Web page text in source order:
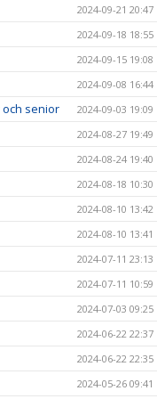
2024-09-21 20:47
2024-09-18 18:55
2024-09-15 19:08
2024-09-08 16:44
senior 2024-09-03 19:09
2024-08-27 19:49
2024-08-24 19:40
2024-08-18 10:30
2024-08-10 13:42
2024-08-10 13:41
2024-07-11 23:13
2024-07-11 10:59
2024-07-03 09:25
2024-06-22 22:37
2024-06-22 22:35
2024-05-26 09:41